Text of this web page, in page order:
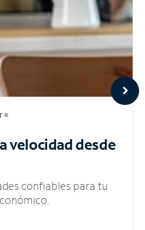
velocidaddesde
confiables para tu